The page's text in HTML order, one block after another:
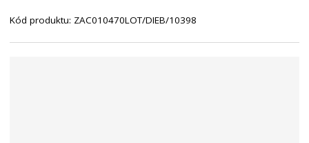
r
Kód produktu: ZAC010470LOT/DIEB/10398